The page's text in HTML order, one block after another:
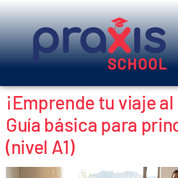
¡Emprende tu viaje
Guía básica para
(nivel A1)